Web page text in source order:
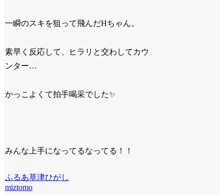
一瞬のスキを狙って飛んだHちゃん。
素早く反応して、ヒラリと交わしてカウ
ンター…
かっこよくて拍手喝采でした✨
みんな上手になってるなってる！！
ふるあ草津ひがし
miztomo